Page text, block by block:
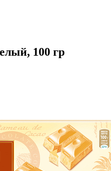
100 гр